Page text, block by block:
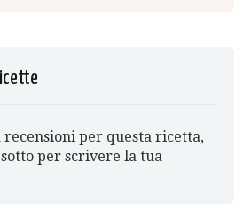
recensioni per questa ricetta,
per scrivere la tua